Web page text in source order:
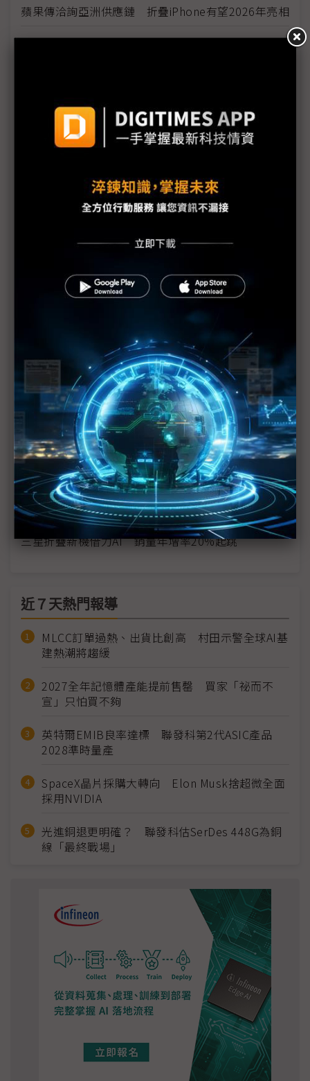
蘋果傳洽詢亞洲供應鏈 折疊iPhone有望2026年亮相
三星取得旋轉式顯示器設計專利 與樂金Wing有何差
小米新品創新低價 折疊機銷售添柴火
三星折疊機薄度恐打不過中系廠 Galaxy Z Fold6
【科技聽IC逐字稿】拿折疊機更容易被搭訕？
對抗中國折疊機大軍 三星超薄高階機成殺手鐧
蘋果傳將推折疊iPhone 對三星有弊也有利
蘋果攜SDC開發折疊機 可能偏「書本式」設計
折疊iPhone大餅香餑餑 台系FCCL只能垂涎？
中國手機動能不墜 折疊機需求供應鏈有感
三星折疊新機借力AI 銷量年增率20%起跳
近７天熱門報導
MLCC訂單過熱、出貨比創高 村田示警全球AI基
建熱潮將趨緩
2027全年記憶體產能提前售罄 買家「祕而不
宣」只怕買不夠
英特爾EMIB良率達標 聯發科第2代ASIC產品
2028準時量產
SpaceX晶片採購大轉向 Elon Musk捨超微全面
採用NVIDIA
光進銅退更明確？ 聯發科估SerDes 448G為銅
線「最終戰場」